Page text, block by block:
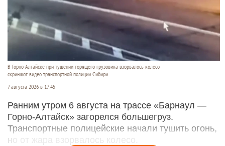
В Горно-Алтайске при тушении горящего грузовика взорвалось колесо
скриншот видео транспортной полиции Сибири
7 августа 2026 в 17:45
Ранним утром 6 августа на трассе «Барнаул —
Горно-Алтайск» загорелся большегруз.
Транспортные полицейские начали тушить огонь,
но от жара взорвалось колесо.